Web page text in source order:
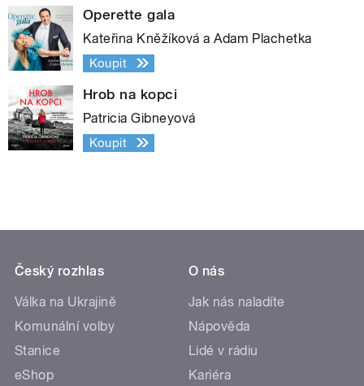
Operette gala
Kateřina Kněžíková a Adam Plachetka
Koupit
Hrob na kopci
Patricia Gibneyová
Koupit
Český rozhlas
Válka na Ukrajině
Komunální volby
Stanice
eShop
O nás
Jak nás naladíte
Nápověda
Lidé v rádiu
Kariéra